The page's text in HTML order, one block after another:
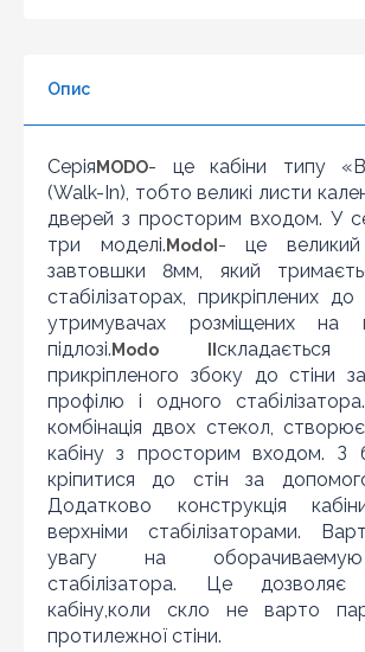
7
8
9
10
Опис
Серія MODO- це кабіни типу
(Walk-In), тобто великі листи
дверей з просторим входом. У
три моделі. ModoI - це
завтовшки 8мм, який
стабілізаторах, прикріплених
утримувачах розміщених на
підлозі. Modo II
прикріпленого збоку до стіни
профілю і одного стабілізатора.
комбінація двох стекол,
кабіну з просторим входом. З
кріпитися до стін за
Додатково конструкція
верхніми стабілізаторами.
увагу на
стабілізатора. Це дозволяє
кабіну,коли скло не варто
протилежної стіни.
Знайшли дешевше?
Шановні клієнти нашого магазину!
по інтернету знайшли ціну
дешевше ніж у нас ... дайте нам знати,
раді запропонувати вигіднішу для Вас
що товар даної моделі повинен бути у
наявності і ціна на даний товар в
магазині актуальна і діюча)